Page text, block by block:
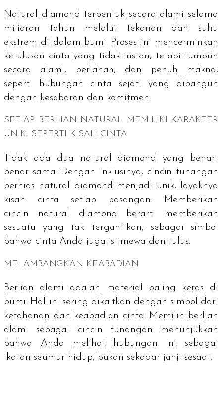
Natural diamond terbentuk secara alami selama
miliaran tahun melalui tekanan dan suhu
ekstrem di dalam bumi. Proses ini mencerminkan
ketulusan cinta yang tidak instan, tetapi tumbuh
secara alami, perlahan, dan penuh makna,
seperti hubungan cinta sejati yang dibangun
dengan kesabaran dan komitmen.
SETIAP BERLIAN NATURAL MEMILIKI KARAKTER
UNIK, SEPERTI KISAH CINTA
Tidak ada dua natural diamond
yang benar-
benar sama. Dengan inklusinya, cincin tunangan
berhias natural diamond menjadi unik, layaknya
kisah cinta setiap pasangan. Memberikan
cincin
natural diamond berarti memberikan
sesuatu yang tak tergantikan, sebagai simbol
bahwa cinta Anda juga istimewa dan tulus.
MELAMBANGKAN KEABADIAN
Berlian alami adalah material paling keras di
bumi. Hal ini sering dikaitkan dengan simbol dari
ketahanan dan keabadian cinta. Memilih berlian
alami sebagai cincin tunangan menunjukkan
bahwa Anda melihat hubungan ini sebagai
ikatan seumur hidup, bukan sekadar janji sesaat.